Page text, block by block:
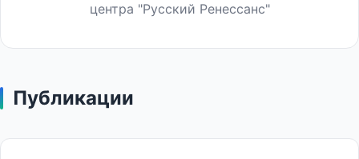
центра "Русский Ренессанс"
Публикации